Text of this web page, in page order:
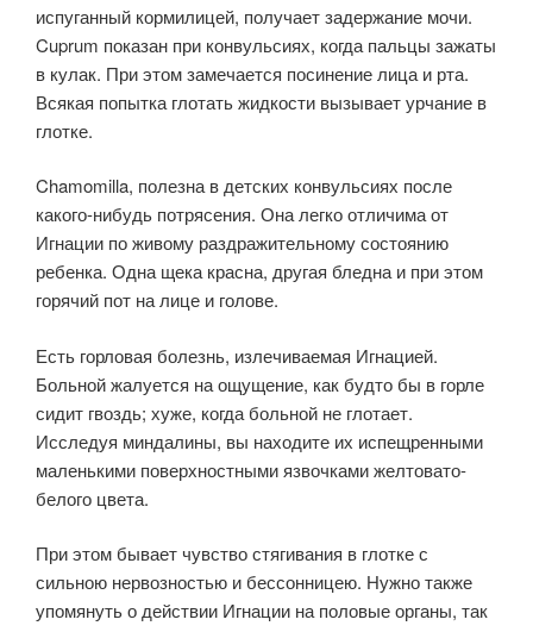
испуганный кормилицей, получает задержание мочи.
Cuprum показан при конвульсиях, когда пальцы зажаты
в кулак. При этом замечается посинение лица и рта.
Всякая попытка глотать жидкости вызывает урчание в
глотке.
Chamomilla, полезна в детских конвульсиях после
какого-нибудь потрясения. Она легко отличима от
Игнации по живому раздражительному состоянию
ребенка. Одна щека красна, другая бледна и при этом
горячий пот на лице и голове.
Есть горловая болезнь, излечиваемая Игнацией.
Больной жалуется на ощущение, как будто бы в горле
сидит гвоздь; хуже, когда больной не глотает.
Исследуя миндалины, вы находите их испещренными
маленькими поверхностными язвочками желтовато-
белого цвета.
При этом бывает чувство стягивания в глотке с
сильною нервозностью и бессонницею. Нужно также
упомянуть о действии Игнации на половые органы, так